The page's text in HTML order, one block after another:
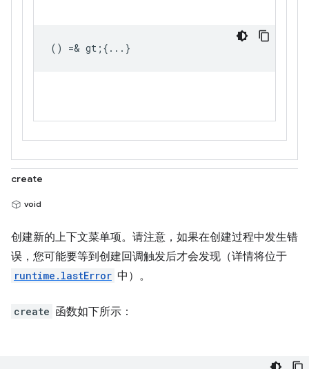
() =& gt;{...}
create
void
创建新的上下文菜单项。请注意，如果在创建过程中发生错
误，您可能要等到创建回调触发后才会发现（详情将位于
runtime.lastError 中）。
create 函数如下所示：